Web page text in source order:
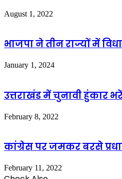
August 1, 2022
भाजपा ने तीन राज्यों में
January 1, 2024
उत्तराखंड में चुनावी हुंकार
February 8, 2022
कांग्रेस पर जमकर बरसे
February 11, 2022